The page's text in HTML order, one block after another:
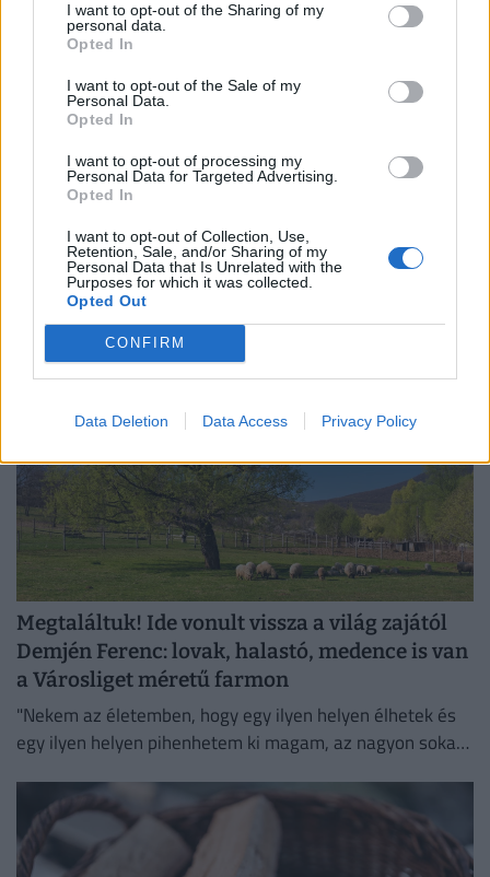
I want to opt-out of the Sharing of my
personal data.
Opted In
I want to opt-out of the Sale of my
Personal Data.
Opted In
I want to opt-out of processing my
Personal Data for Targeted Advertising.
Opted In
I want to opt-out of Collection, Use,
Retention, Sale, and/or Sharing of my
Personal Data that Is Unrelated with the
Purposes for which it was collected.
Opted Out
CONFIRM
Data Deletion Data Access Privacy Policy
három államfőjelölt nevét
A miniszterelnök szerint nem társadalmi egyeztetés
zajlik az államfő kiválasztásáról, hanem ajánlásokat
kértek, és a folyamat a végéhez közeledik.
Megtaláltuk! Ide vonult vissza a világ zajától
Demjén Ferenc: lovak, halastó, medence is van
a Városliget méretű farmon
"Nekem az életemben, hogy egy ilyen helyen élhetek és
egy ilyen helyen pihenhetem ki magam, az nagyon sokat
természetbe."